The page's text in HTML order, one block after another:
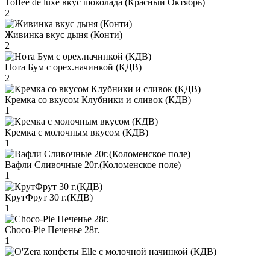
2
Живинка вкус дыня (Конти)
2
Нота Бум с орех.начинкой (КДВ)
2
Кремка со вкусом Клубники и сливок (КДВ)
1
Кремка с молочным вкусом (КДВ)
1
Вафли Сливочные 20г.(Коломенское поле)
1
КрутФрут 30 г.(КДВ)
1
Choco-Pie Печенье 28г.
1